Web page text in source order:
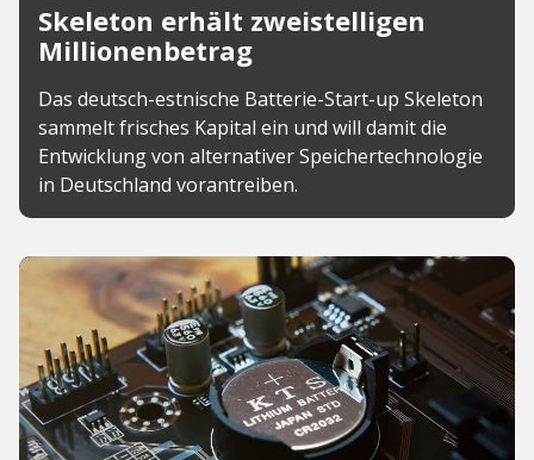
Skeleton erhält zweistelligen
Millionenbetrag
Das deutsch-estnische Batterie-Start-up Skeleton
sammelt frisches Kapital ein und will damit die
Entwicklung von alternativer Speichertechnologie
in Deutschland vorantreiben.